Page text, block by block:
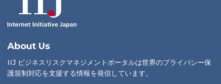
About Us
IIJ ビジネスリスクマネジメントポータルは世界のプライバシー保
護規制対応を支援する情報を発信しています。